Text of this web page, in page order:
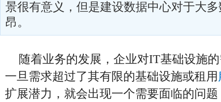
景很有意义，但是建设数据中心对于大
昂。
随着业务的发展，企业对IT基础设施
一旦需求超过了其有限的基础设施或租用
扩展潜力，就会出现一个需要面临的问